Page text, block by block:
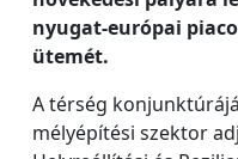
nyugat-európai
ütemét.
A térség
mélyépítési szektor